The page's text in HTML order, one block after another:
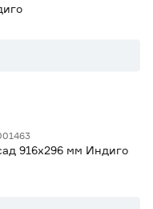
916х296 мм Индиго